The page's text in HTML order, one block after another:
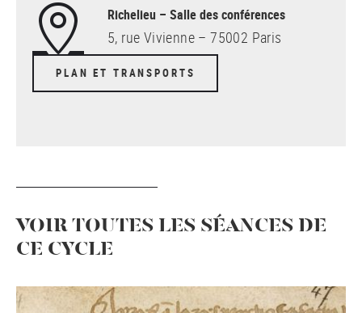
Richelieu – Salle des conférences
5, rue Vivienne – 75002 Paris
PLAN ET TRANSPORTS
VOIR TOUTES LES SÉANCES DE
CE CYCLE